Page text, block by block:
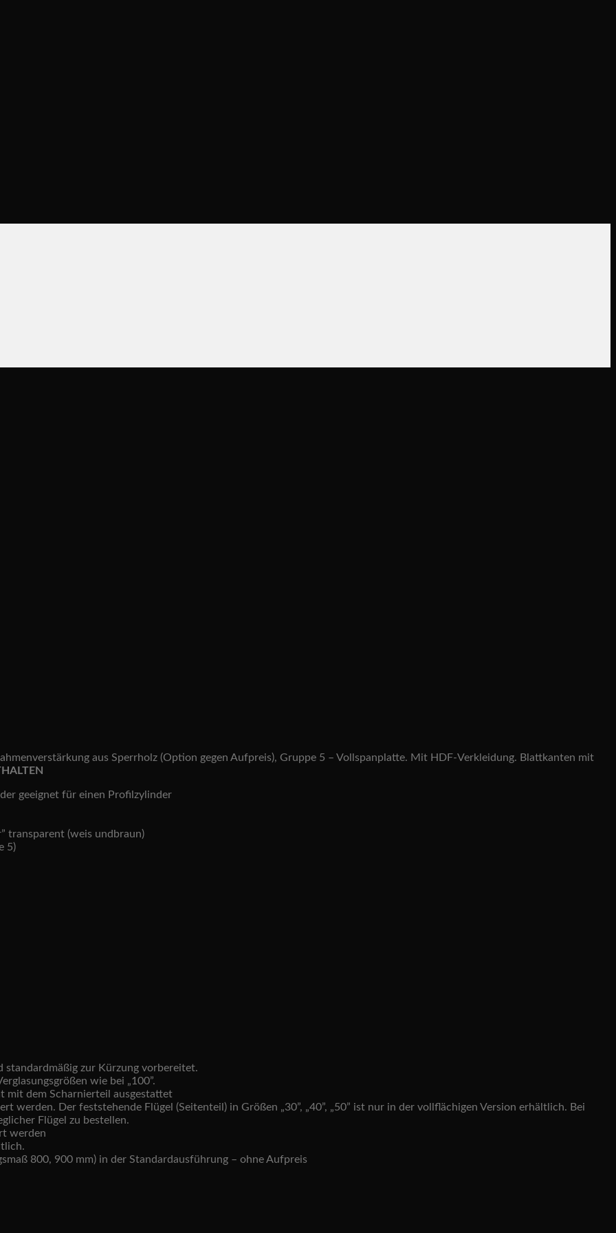
aus Sperrholz (Option gegen Aufpreis), Gruppe 5 – Vollspanplatte. Mit HDF-Verkleidung. Blattkanten mit
geeignet für einen Profilzylinder
transparent (weis undbraun)
5)
standardmäßig zur Kürzung vorbereitet.
wie bei „100”.
mit dem Scharnierteil ausgestattet
werden. Der feststehende Flügel (Seitenteil) in Größen „30”, „40”, „50” ist nur in der vollflächigen Version erhältlich. Bei
Flügel zu bestellen.
werden
800, 900 mm) in der Standardausführung – ohne Aufpreis